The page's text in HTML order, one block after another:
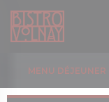
MENU